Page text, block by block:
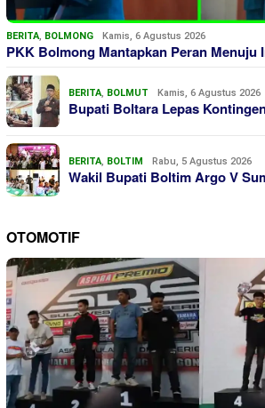
BERITA, BOLMONG Kamis, 6 Agustus 2026
PKK Bolmong Mantapkan Peran
BERITA, BOLMUT Kamis, 6 Agustus 2026
Bupati Boltara Lepas
BERITA, BOLTIM Rabu, 5 Agustus 2026
Wakil Bupati Boltim Argo V
OTOMOTIF